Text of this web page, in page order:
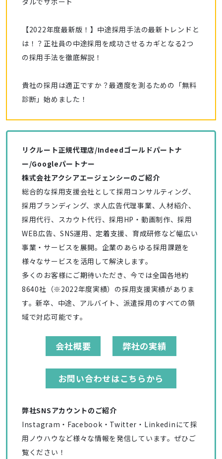
【2022年度最新版！】中途採用手法の最新トレンドと
は！？正社員の中途採用を成功させるカギとなる2つ
の採用手法を徹底解説！
貴社の採用は適正ですか？最適度を測るための「無料
診断」始めました！
リクルート正規代理店/Indeedゴールドパートナ
ー/Googleパートナー
株式会社アクシアエージェンシーのご紹介
総合的な採用支援会社として採用コンサルティング、
採用ブランディング、求人広告代理事業、人材紹介、
採用代行、スカウト代行、採用HP・動画制作、採用
WEB広告、SNS運用、定着支援、育成研修など幅広い
事業・サービスを展開。企業のあらゆる採用課題を
様々なサービスを活用して解決します。
多くのお客様にご期待いただき、今では全国各地約
8640社（※2022年度実績）の採用支援実績がありま
す。新卒、中途、アルバイト、派遣採用のすべての領
域で対応可能です。
会社概要 弊社の実績
お問い合わせはこちらから
弊社SNSアカウントのご紹介
Instagram・Facebook・Twitter・Linkedinにて採
用ノウハウなど様々な情報を発信しています。ぜひご
覧ください！